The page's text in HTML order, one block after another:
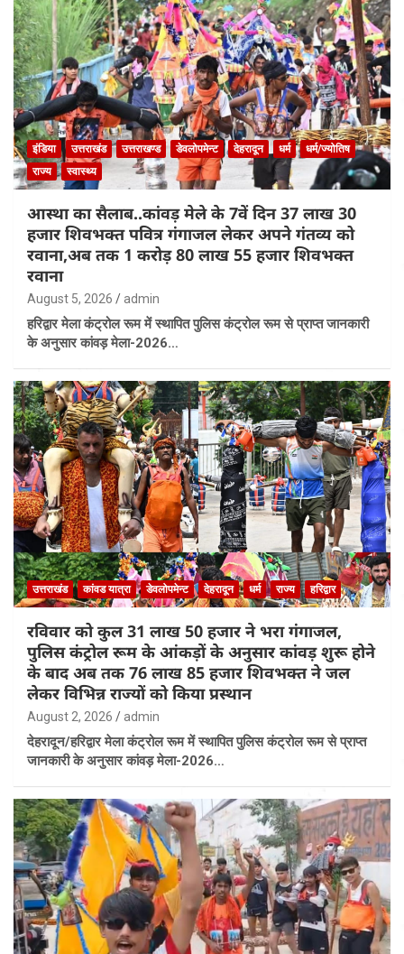
इंडिया उत्तराखंड उत्तराखण्ड डेवलोपमेन्ट देहरादून धर्म
धर्म/ज्योतिष
राज्य
स्वास्थ्य
आस्था का सैलाब..कांवड़ मेले के 7वें दिन 37 लाख 30
हजार शिवभक्त पवित्र गंगाजल लेकर अपने गंतव्य को
रवाना,अब तक 1 करोड़ 80 लाख 55 हजार शिवभक्त
रवाना
August 5, 2026 admin
हरिद्वार मेला कंट्रोल रूम में स्थापित पुलिस कंट्रोल रूम से प्राप्त जानकारी
के अनुसार कांवड़ मेला-2026…
उत्तराखंड कांवड यात्रा डेवलोपमेन्ट देहरादून धर्म राज्य हरिद्वार
रविवार को कुल 31 लाख 50 हजार ने भरा गंगाजल,
पुलिस कंट्रोल रूम के आंकड़ों के अनुसार कांवड़ शुरू होने
के बाद अब तक 76 लाख 85 हजार शिवभक्त ने जल
लेकर विभिन्न राज्यों को किया प्रस्थान
August 2, 2026 admin
देहरादून/हरिद्वार मेला कंट्रोल रूम में स्थापित पुलिस कंट्रोल रूम से प्राप्त
जानकारी के अनुसार कांवड़ मेला-2026…